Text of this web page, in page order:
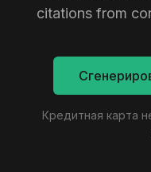
citations from
Кредитная карта